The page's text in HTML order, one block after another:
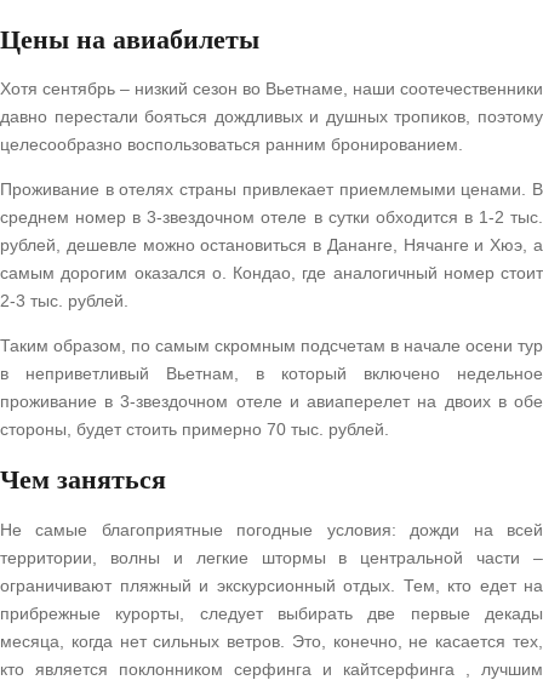
Цены на авиабилеты
Хотя сентябрь – низкий сезон во Вьетнаме, наши соотечественники
давно перестали бояться дождливых и душных тропиков, поэтому
целесообразно воспользоваться ранним бронированием.
Проживание в отелях страны привлекает приемлемыми ценами. В
среднем номер в 3-звездочном отеле в сутки обходится в 1-2 тыс.
рублей, дешевле можно остановиться в Дананге, Нячанге и Хюэ, а
самым дорогим оказался о. Кондао, где аналогичный номер стоит
2-3 тыс. рублей.
Таким образом, по самым скромным подсчетам в начале осени тур
в неприветливый Вьетнам, в который включено недельное
проживание в 3-звездочном отеле и авиаперелет на двоих в обе
стороны, будет стоить примерно 70 тыс. рублей.
Чем заняться
Не самые благоприятные погодные условия: дожди на всей
территории, волны и легкие штормы в центральной части –
ограничивают пляжный и экскурсионный отдых. Тем, кто едет на
прибрежные курорты, следует выбирать две первые декады
месяца, когда нет сильных ветров. Это, конечно, не касается тех,
кто является поклонником серфинга и кайтсерфинга , лучшим